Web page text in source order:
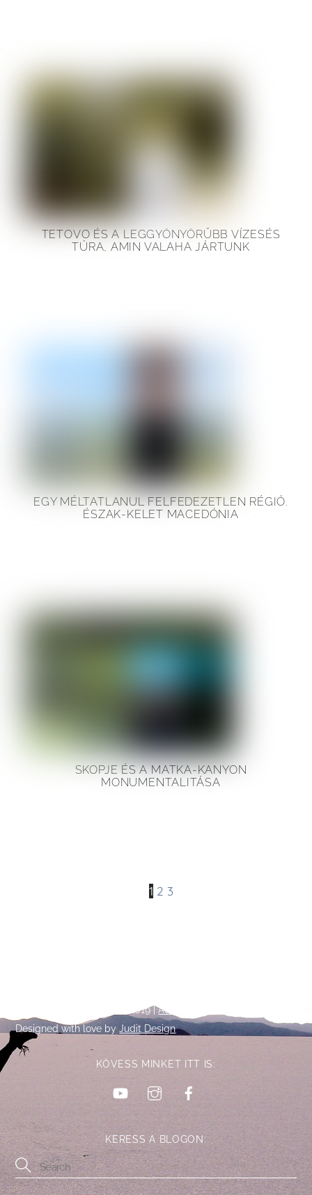
TETOVO ÉS A LEGGYÖNYÖRŰBB VÍZESÉS
TÚRA, AMIN VALAHA JÁRTUNK
EGY MÉLTATLANUL FELFEDEZETLEN RÉGIÓ.
ÉSZAK-KELET MACEDÓNIA
SKOPJE ÉS A MATKA-KANYON
MONUMENTALITÁSA
1 2 3
To
2019 |Adatkezelési tájékoztató
Designed with love byJudit Design
KÖVESS MINKET ITT IS:
YouTubeInstagram
KERESS A BLOGON: